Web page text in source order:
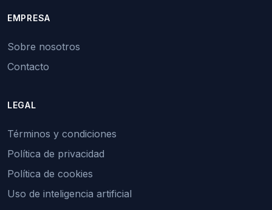
EMPRESA
Sobre nosotros
Contacto
LEGAL
Términos y condiciones
Política de privacidad
Política de cookies
Uso de inteligencia artificial